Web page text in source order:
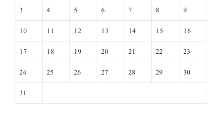
3
4 5 6 7 8
9
10
11 12 13 14 15
16
17
18 19 20 21 22
23
24
25 26 27 28 29
30
31